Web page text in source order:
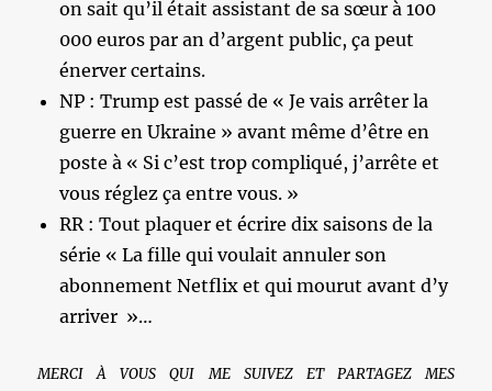
on sait qu’il était assistant de sa sœur à 100
000 euros par an d’argent public, ça peut
énerver certains.
NP : Trump est passé de « Je vais arrêter la
guerre en Ukraine » avant même d’être en
poste à « Si c’est trop compliqué, j’arrête et
vous réglez ça entre vous. »
RR : Tout plaquer et écrire dix saisons de la
série « La fille qui voulait annuler son
abonnement Netflix et qui mourut avant d’y
arriver »…
MERCI À VOUS QUI ME SUIVEZ ET PARTAGEZ MES